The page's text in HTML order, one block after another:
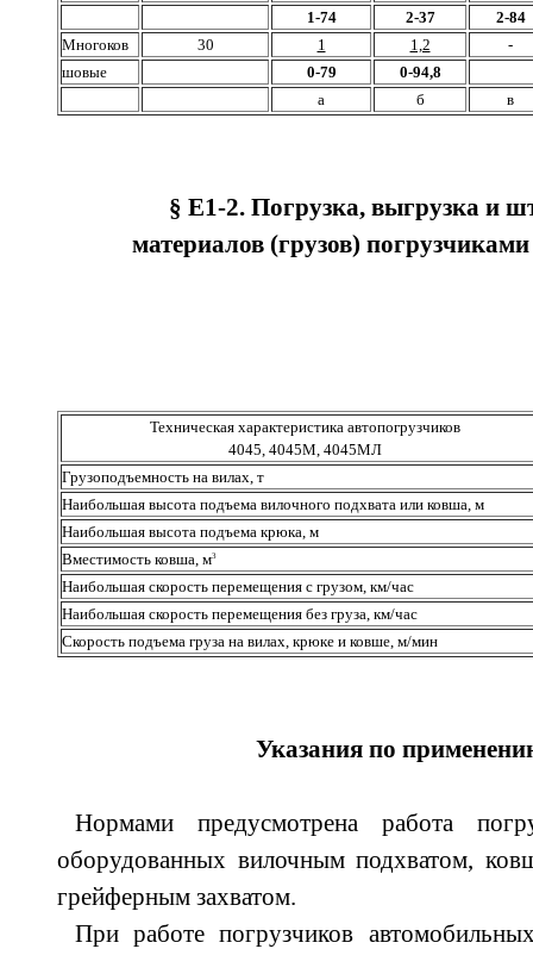
1-74
2-37
2-84
Многоков
30 1 1,2
-
шовые
0-79
0-94,8
а
б в
§ Е1-2. Погрузка, выгрузка и
материалов (грузов)
Техническая характеристика автопогрузчиков
4045, 4045М, 4045МЛ
Грузоподъемность на вилах, т
Наибольшая высота подъема вилочного подхвата или ковша, м
Наибольшая высота подъема крюка, м
Вместимость ковша, м3
Наибольшая скорость перемещения с грузом, км/час
Наибольшая скорость перемещения без груза, км/час
Скорость подъема груза на вилах, крюке и ковше, м/мин
Указания по
Нормами предусмотрена работа
оборудованных вилочным подхватом,
грейферным захватом.
При работе погрузчиков